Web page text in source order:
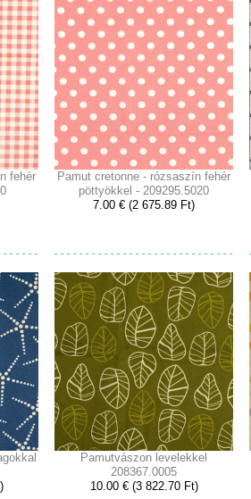
fehér
Pamut cretonne - rózsaszín fehér
pöttyökkel - 209295.5020
7.00 € (2 675.89 Ft)
Pamutvászon levelekkel
208367.0005
10.00 € (3 822.70 Ft)